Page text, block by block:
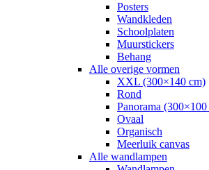
Posters
Wandkleden
Schoolplaten
Muurstickers
Behang
Alle overige vormen
XXL (300×140 cm)
Rond
Panorama
Ovaal
Organisch
Meerluik canvas
Alle wandlampen